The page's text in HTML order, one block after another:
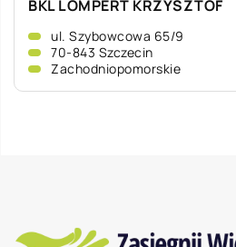
BKL LOMPERT KRZYSZTOF
ul. Szybowcowa 65/9
70-843 Szczecin
Zachodniopomorskie